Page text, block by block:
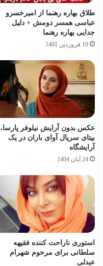
طلاق بهاره رهنما از امیرخسرو
عباسی همسر دومش + دلیل
جدایی بهاره رهنما
19 فروردین 1401
عکس بدون آرایش نیلوفر پارسا،
بیتای سریال آوای باران در یک
آرایشگاه
24 آبان 1404
استوری ناراحت کننده فقیهه
سلطانی برای مرحوم شهرام
عبدلی